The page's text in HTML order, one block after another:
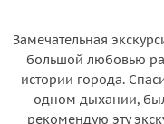
Замечательная
большой любовью
истории города.
одном дыхании,
рекомендую эту